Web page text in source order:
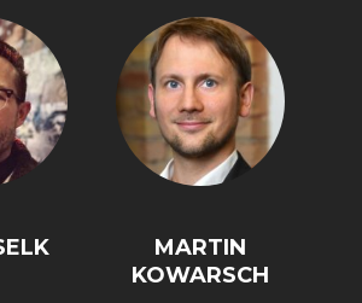
MARTIN
KOWARSCH